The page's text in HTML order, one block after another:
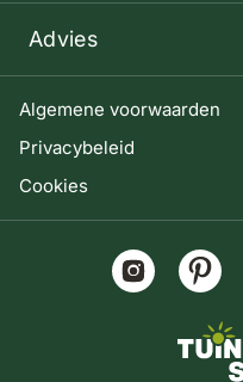
Algemene voorwaarden
Privacybeleid
Cookies
Advies